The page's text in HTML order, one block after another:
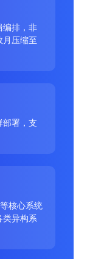
编排，非
月压缩至
部署，支
核心系统
类异构系